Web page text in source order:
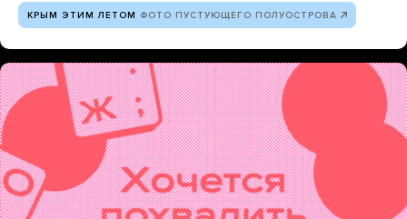
КРЫМ ЭТИМ ЛЕТОМ ФОТО ПУСТУЮЩЕГО ПОЛУОСТРОВА